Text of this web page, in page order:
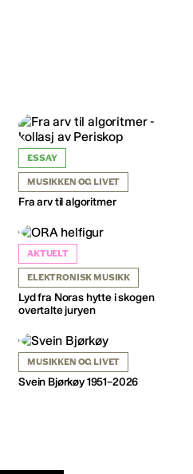
ESSAY
MUSIKKEN OG LIVET
Fra arv til algoritmer
AKTUELT
ELEKTRONISK MUSIKK
Lyd fra Noras hytte i skogen
overtalte juryen
MUSIKKEN OG LIVET
Svein Bjørkøy 1951–2026